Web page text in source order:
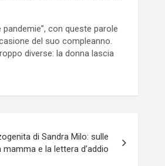
con queste parole
del suo compleanno.
diverse: la donna lascia
di Sandra Milo: sulle
mamma e la lettera d’addio